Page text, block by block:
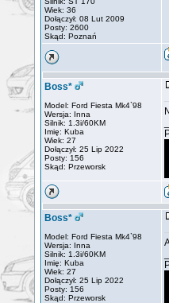
Wiek: 36
Dołączył: 08 Lut 2009
Posty: 2600
Skąd: Poznań
Boss*
Model: Ford Fiesta Mk4`98
Wersja: Inna
Silnik: 1.3i/60KM
Imię: Kuba
Wiek: 27
Dołączył: 25 Lip 2022
Posty: 156
Skąd: Przeworsk
Boss*
Model: Ford Fiesta Mk4`98
Wersja: Inna
Silnik: 1.3i/60KM
Imię: Kuba
Wiek: 27
Dołączył: 25 Lip 2022
Posty: 156
Skąd: Przeworsk